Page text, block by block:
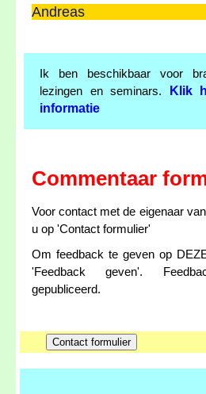
Andreas
Ik ben beschikbaar voor
lezingen en seminars.
Klik
informatie
Commentaar
Voor contact met de eigenaar
u op 'Contact formulier'
Om feedback te geven op
'Feedback geven'.
gepubliceerd.